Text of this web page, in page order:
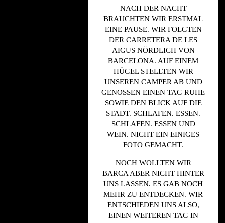
NACH DER NACHT
BRAUCHTEN WIR ERSTMAL
EINE PAUSE. WIR FOLGTEN
DER CARRETERA DE LES
AIGUS NÖRDLICH VON
BARCELONA. AUF EINEM
HÜGEL STELLTEN WIR
UNSEREN CAMPER AB UND
GENOSSEN EINEN TAG RUHE
SOWIE DEN BLICK AUF DIE
STADT. SCHLAFEN. ESSEN.
SCHLAFEN. ESSEN UND
WEIN. NICHT EIN EINIGES
FOTO GEMACHT.
NOCH WOLLTEN WIR
BARCA ABER NICHT HINTER
UNS LASSEN. ES GAB NOCH
MEHR ZU ENTDECKEN. WIR
ENTSCHIEDEN UNS ALSO,
EINEN WEITEREN TAG IN